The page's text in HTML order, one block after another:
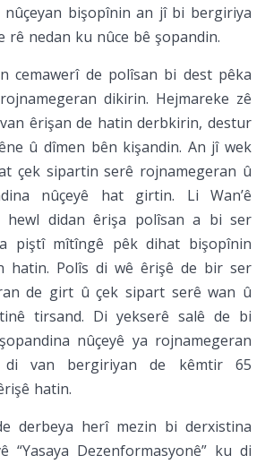
bişopînin an jî bi bergiriya
rê nedan ku nûce bê şopandin.
cemawerî de polîsan bi dest pêka
dikirin. Hejmareke zê
êrişan de hatin derbkirin, destur
û dîmen bên kişandin. An jî wek
çek sipartin serê rojnamegeran û
nûçeyê hat girtin. Li Wan’ê
hewl didan êrişa polîsan a bi ser
piştî mîtîngê pêk dihat bişopînin
hatin. Polîs di wê êrişê de bir ser
de girt û çek sipart serê wan û
tirsand. Di yekserê salê de bi
nûçeyê ya rojnamegeran
di van bergiriyan de kêmtir 65
hatin.
derbeya herî mezin bi derxistina
“Yasaya Dezenformasyonê” ku di